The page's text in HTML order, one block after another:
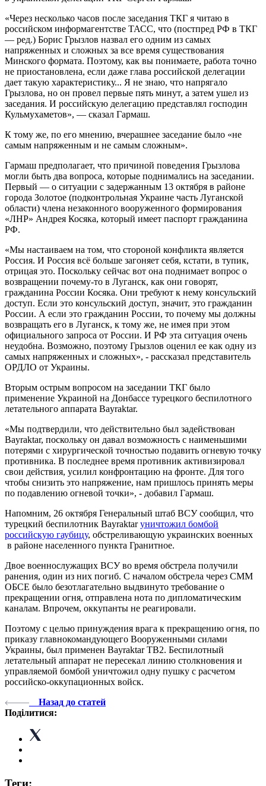
«Через несколько часов после заседания ТКГ я читаю в
российском информагентстве ТАСС, что (постпред РФ в ТКГ
— ред.) Борис Грызлов назвал его одним из самых
напряженных и сложных за все время существования
Минского формата. Поэтому, как вы понимаете, работа точно
не приостановлена, если даже глава российской делегации
дает такую ​​характеристику... Я не знаю, что напрягало
Грызлова, но он провел первые пять минут, а затем ушел из
заседания. И российскую делегацию представлял господин
Кульмухаметов», — сказал Гармаш.
К тому же, по его мнению, вчерашнее заседание было «не
самым напряженным и не самым сложным».
Гармаш предполагает, что причиной поведения Грызлова
могли быть два вопроса, которые поднимались на заседании.
Первый — о ситуации с задержанным 13 октября в районе
города Золотое (подконтрольная Украине часть Луганской
области) члена незаконного вооруженного формирования
«ЛНР» Андрея Косяка, который имеет паспорт гражданина
РФ.
«Мы настаиваем на том, что стороной конфликта является
Россия. И Россия всё больше загоняет себя, кстати, в тупик,
отрицая это. Поскольку сейчас вот она поднимает вопрос о
возвращении почему-то в Луганск, как они говорят,
гражданина России Косяка. Они требуют к нему консульский
доступ. Если это консульский доступ, значит, это гражданин
России. А если это гражданин России, то почему мы должны
возвращать его в Луганск, к тому же, не имея при этом
официального запроса от России. И РФ эта ситуация очень
неудобна. Возможно, поэтому Грызлов оценил ее как одну из
самых напряженных и сложных», - рассказал представитель
ОРДЛО от Украины.
Вторым острым вопросом на заседании ТКГ было
применение Украиной на Донбассе турецкого беспилотного
летательного аппарата Bayraktar.
«Мы подтвердили, что действительно был задействован
Bayraktar, поскольку он давал возможность с наименьшими
потерями с хирургической точностью подавить огневую точку
противника. В последнее время противник активизировал
свои действия, усилил конфронтацию на фронте. Для того
чтобы снизить это напряжение, нам пришлось принять меры
по подавлению огневой точки», - добавил Гармаш.
Напомним, 26 октября Генеральный штаб ВСУ сообщил, что
турецкий беспилотник Bayraktarуничтожил бомбой
российскую гаубицу, обстреливающую украинских военных
в районе населенного пункта Гранитное.
Двое военнослужащих ВСУ во время обстрела получили
ранения, один из них погиб. С началом обстрела через СММ
ОБСЕ было безотлагательно выдвинуто требование о
прекращении огня, отправлена ​​нота по дипломатическим
каналам. Впрочем, оккупанты не реагировали.
Поэтому с целью принуждения врага к прекращению огня, по
приказу главнокомандующего Вооруженными силами
Украины, был применен Bayraktar ТВ2. Беспилотный
летательный аппарат не пересекал линию столкновения и
управляемой бомбой уничтожил одну пушку с расчетом
российско-оккупационных войск.
Назад до статей
Поділитися:
Теги: